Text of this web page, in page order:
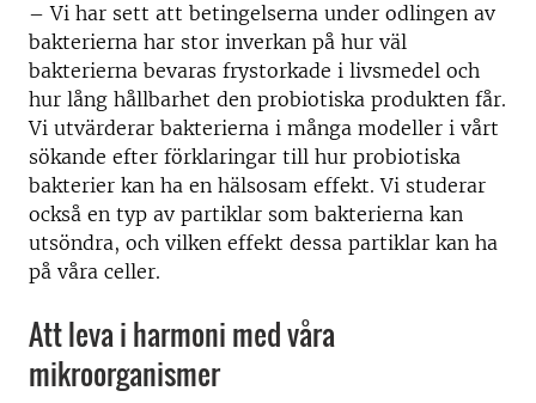
– Vi har sett att betingelserna under odlingen av
bakterierna har stor inverkan på hur väl
bakterierna bevaras frystorkade i livsmedel och
hur lång hållbarhet den probiotiska produkten får.
Vi utvärderar bakterierna i många modeller i vårt
sökande efter förklaringar till hur probiotiska
bakterier kan ha en hälsosam effekt. Vi studerar
också en typ av partiklar som bakterierna kan
utsöndra, och vilken effekt dessa partiklar kan ha
på våra celler.
Att leva i harmoni med våra
mikroorganismer